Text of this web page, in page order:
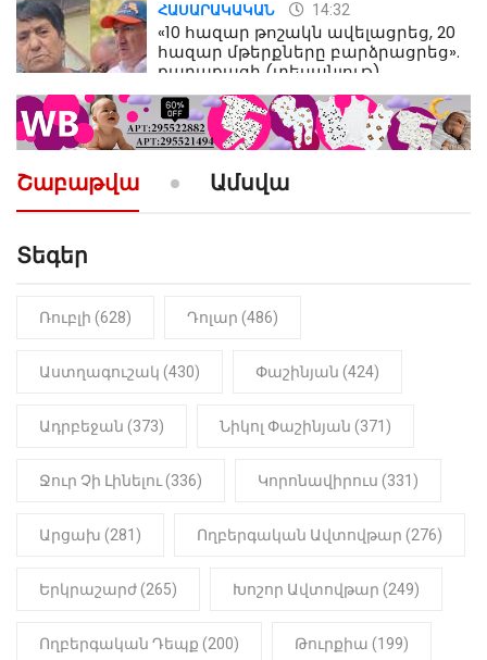
ՀԱՍԱՐԱԿԱԿԱՆ 14:32
«10 հազար թոշակն ավելացրեց, 20
հազար մթերքները բարձրացրեց».
քաղաքացի (տեսանյութ)
ՔԱՂԱՔԱԿԱՆ 10:52
«Լեզվիդ տալու փոխարեն
արտաբերիր այս երկու
նախադասությունը»․ Իշխան
Նիկոլ Փաշինյան
ԻՐԱԴԱՐՁԱՅԻՆ 22:01
մանկապղծության համար
մարմինը
Շաբաթվա Ամսվա
Տեգեր
Ռուբլի (628) Դոլար (486)
Աստղագուշակ (430) Փաշինյան (424)
Ադրբեջան (373) Նիկոլ Փաշինյան (371)
Ջուր Չի Լինելու (336) Կորոնավիրուս (331)
Արցախ (281) Ողբերգական Ավտովթար (276)
Երկրաշարժ (265) Խոշոր Ավտովթար (249)
Ողբերգական Դեպք (200) Թուրքիա (199)